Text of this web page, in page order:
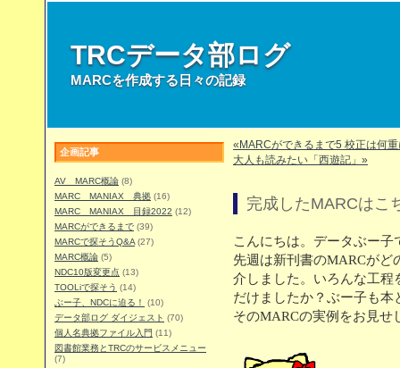
TRCデータ部ログ
MARCを作成する日々の記録
企画記事
AV MARC概論 (8)
MARC MANIAX 典拠 (16)
MARC MANIAX 目録2022 (12)
MARCができるまで (39)
MARCで探そうQ&A (27)
MARC概論 (5)
NDC10版変更点 (13)
TOOLiで探そう (14)
ぶー子、NDCに迫る！
(10)
データ部ログ ダイジェスト (70)
個人名典拠ファイル入門 (11)
図書館業務とTRCのサービスメニュー
(7)
«MARCができるまで5 校正は何
大人も読みたい「西遊記」»
完成したMARCはこ
こんにちは。データぶー子
先週は新刊書のMARCがど
介しました。いろんな工程
だけましたか？ぶー子も
そのMARCの実例をお見せ